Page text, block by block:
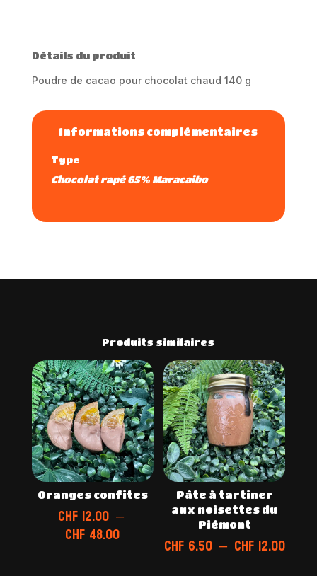
t
i
e
:
Détails du produit
Poudre de cacao pour chocolat chaud 140 g
Informations complémentaires
Type
Chocolat rapé 65% Maracaibo
Produits similaires
Oranges confites
CHF12.00 –
CHF48.00Plage
Pâte à tartiner
aux noisettes du
Piémont
CHF6.50 – CHF12.00Plage